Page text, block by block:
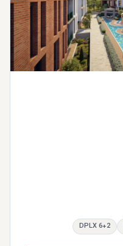
6+2 DPLX